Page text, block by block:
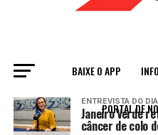
BAIXE O APP
PORTAL DE
All posts
ENTREVISTA DO DIA
Janeiro Verde
câncer de colo